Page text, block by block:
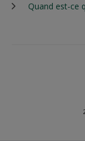
Quand est-ce